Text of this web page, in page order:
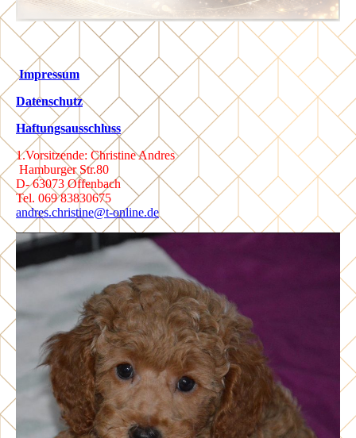
Impressum
Datenschutz
Haftungsausschluss
1.Vorsitzende: Christine Andres
Hamburger Str.80
D- 63073 Offenbach
Tel. 069 83830675
andres.christine@t-online.de